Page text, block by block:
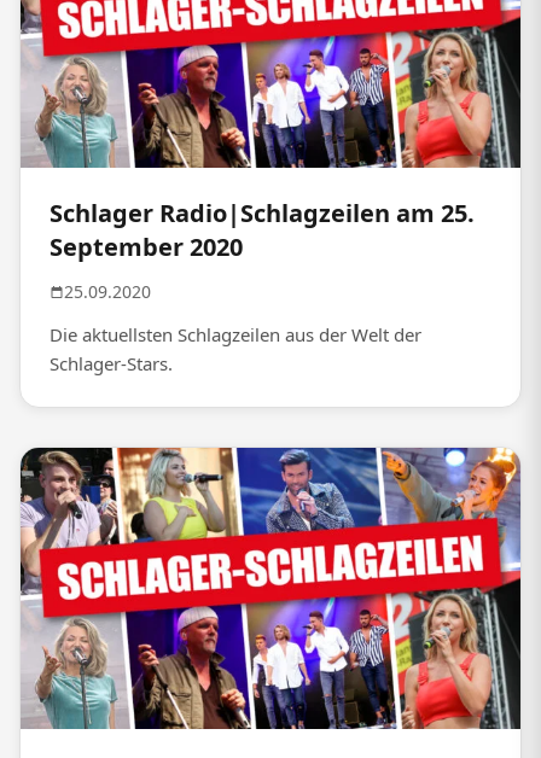
Schlager Radio|Schlagzeilen am 25.
September 2020
25.09.2020
Die aktuellsten Schlagzeilen aus der Welt der
Schlager-Stars.